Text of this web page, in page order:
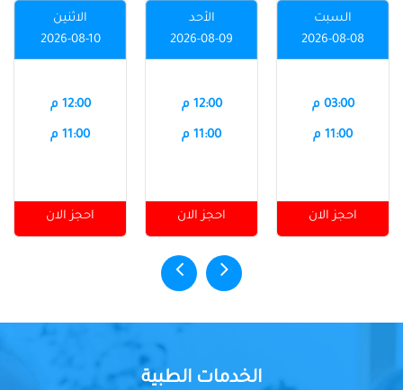
السبت
2026-08-08
03:00 م
11:00 م
احجز الان
الأحد
2026-08-09
12:00 م
11:00 م
احجز الان
الاثنين
2026-08-10
12:00 م
11:00 م
احجز الان
الخدمات الطبية